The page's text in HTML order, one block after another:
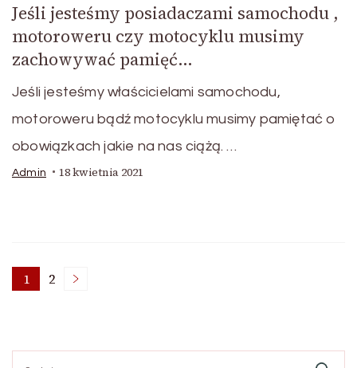
Jeśli jesteśmy posiadaczami samochodu ,
motoroweru czy motocyklu musimy
zachowywać pamięć…
Jeśli jesteśmy właścicielami samochodu,
motoroweru bądź motocyklu musimy pamiętać o
obowiązkach jakie na nas ciążą. …
Admin 18 kwietnia 2021
Stronicowanie
wpisów
Strona
1 Strona
2